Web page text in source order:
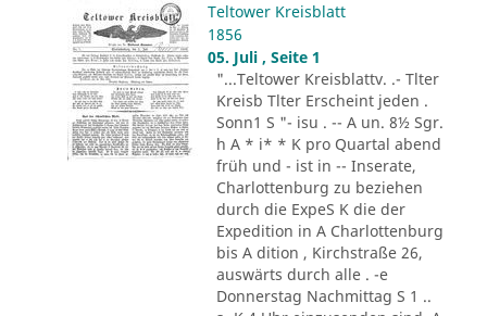
Teltower Kreisblatt
1856
05. Juli , Seite 1
"...Teltower Kreisblattv. .- Tlter
Kreisb Tlter Erscheint jeden .
Sonn1 S "- isu . -- A un. 8½ Sgr.
h A * i* * K pro Quartal abend
früh und - ist in -- Inserate,
Charlottenburg zu beziehen
durch die ExpeS K die der
Expedition in A Charlottenburg
bis A dition , Kirchstraße 26,
auswärts durch alle . -e
Donnerstag Nachmittag S 1 ..